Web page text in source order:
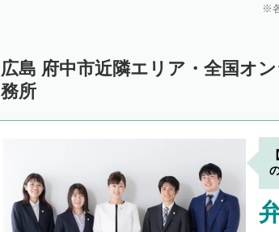
広島 府中市近隣エリア・全国オ
務所